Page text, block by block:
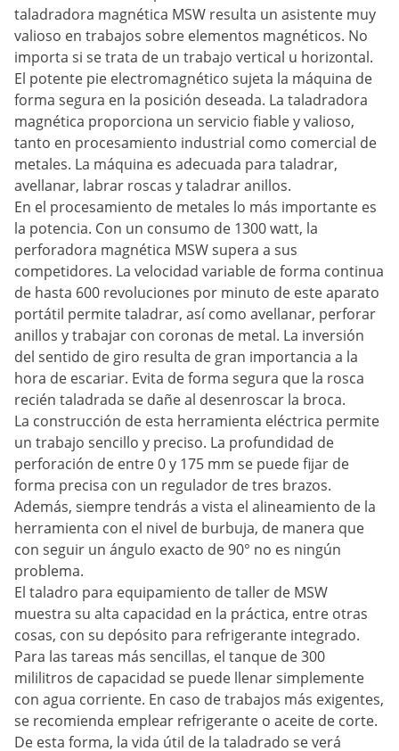
taladradora magnética MSW resulta un asistente muy
valioso en trabajos sobre elementos magnéticos. No
importa si se trata de un trabajo vertical u horizontal.
El potente pie electromagnético sujeta la máquina de
forma segura en la posición deseada. La taladradora
magnética proporciona un servicio fiable y valioso,
tanto en procesamiento industrial como comercial de
metales. La máquina es adecuada para taladrar,
avellanar, labrar roscas y taladrar anillos.
En el procesamiento de metales lo más importante es
la potencia. Con un consumo de 1300 watt, la
perforadora magnética MSW supera a sus
competidores. La velocidad variable de forma continua
de hasta 600 revoluciones por minuto de este aparato
portátil permite taladrar, así como avellanar, perforar
anillos y trabajar con coronas de metal. La inversión
del sentido de giro resulta de gran importancia a la
hora de escariar. Evita de forma segura que la rosca
recién taladrada se dañe al desenroscar la broca.
La construcción de esta herramienta eléctrica permite
un trabajo sencillo y preciso. La profundidad de
perforación de entre 0 y 175 mm se puede fijar de
forma precisa con un regulador de tres brazos.
Además, siempre tendrás a vista el alineamiento de la
herramienta con el nivel de burbuja, de manera que
con seguir un ángulo exacto de 90° no es ningún
problema.
El taladro para equipamiento de taller de MSW
muestra su alta capacidad en la práctica, entre otras
cosas, con su depósito para refrigerante integrado.
Para las tareas más sencillas, el tanque de 300
mililitros de capacidad se puede llenar simplemente
con agua corriente. En caso de trabajos más exigentes,
se recomienda emplear refrigerante o aceite de corte.
De esta forma, la vida útil de la taladrado se verá